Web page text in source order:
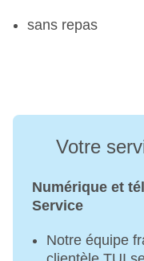
sans repas
Votre
Numérique et
Service
Notre équipe